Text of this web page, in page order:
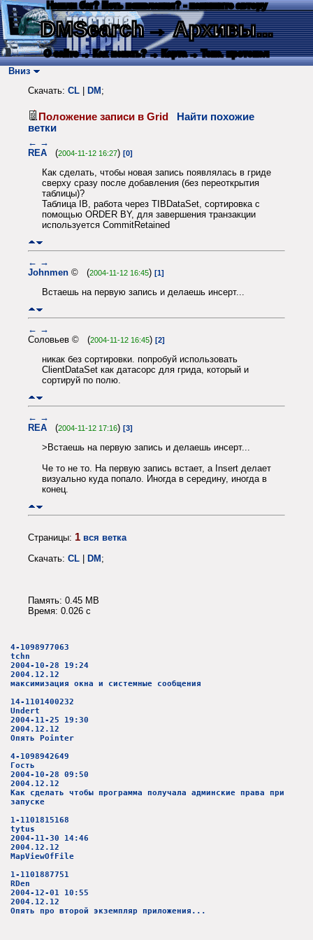
Нашли баг? Есть пожелания? - напишите автору
DMSearch→ Архивы...
О сайте → Как искать? → Карта → Текс. протокол
Вниз
Скачать: CL DM ;
Положение записи в Grid
Найти похожие
ветки
← →
REA (2004-11-12 16:27) [0]
Как сделать, чтобы новая запись появлялась в гриде
сверху сразу после добавления (без переоткрытия
таблицы)?
Таблица IB, работа через TIBDataSet, сортировка с
помощью ORDER BY, для завершения транзакции
используется CommitRetained
← →
Johnmen © (2004-11-12 16:45) [1]
Встаешь на первую запись и делаешь инсерт...
← →
Соловьев © (2004-11-12 16:45) [2]
никак без сортировки. попробуй использовать
ClientDataSet как датасорс для грида, который и
сортируй по полю.
← →
REA (2004-11-12 17:16) [3]
>Встаешь на первую запись и делаешь инсерт...
Че то не то. На первую запись встает, а Insert делает
визуально куда попало. Иногда в середину, иногда в
конец.
Страницы: 1 вся ветка
Скачать: CL | DM;
Память: 0.45 MB
Время: 0.026 c
4-1098977063
tchn
2004-10-28 19:24
2004.12.12
максимизация окна и системные сообщения
14-1101400232
Undert
2004-11-25 19:30
2004.12.12
Опять Pointer
4-1098942649
Гость
2004-10-28 09:50
2004.12.12
Как сделать чтобы программа получала админские права при
запуске
1-1101815168
tytus
2004-11-30 14:46
2004.12.12
MapViewOfFile
1-1101887751
RDen
2004-12-01 10:55
2004.12.12
Опять про второй экземпляр приложения...